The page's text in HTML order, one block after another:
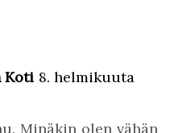
Koti 8. helmikuuta
Minäkin olen vähän